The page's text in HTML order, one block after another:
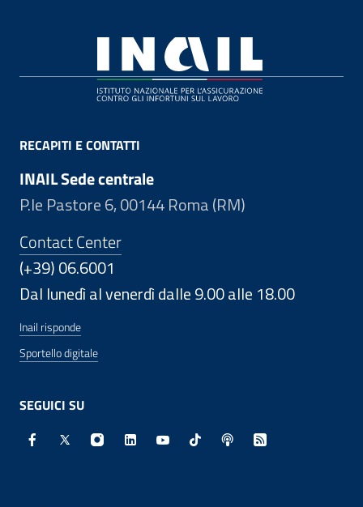
RECAPITI E CONTATTI
INAIL Sede centrale
P.le Pastore 6, 00144 Roma (RM)
Contact Center
(+39) 06.6001
Dal lunedì al venerdì dalle 9.00 alle 18.00
Inail risponde
Sportello digitale
SEGUICI SU
Facebook - Sito esterno - Apertura in nuova finestra
X - Sito esterno - Apertura in nuova finestra
Instagram - Sito esterno - Apertura in
Linkedin - Sito esterno - Apertura in
Youtube - Sito esterno -
TikTok - Sito esterno -
Spreaker - Sito
Feed RSS -